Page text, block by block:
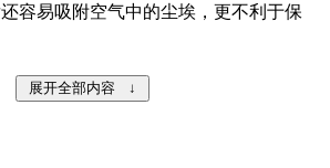
容易吸附空气中的尘埃，更不利于保